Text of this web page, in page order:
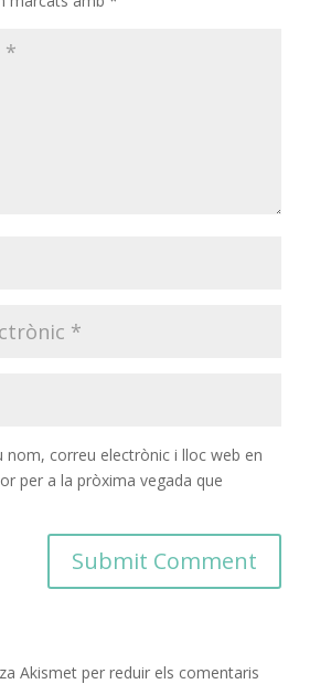
nom, correu electrònic i lloc web en
per a la pròxima vegada que
Akismet per reduir els comentaris